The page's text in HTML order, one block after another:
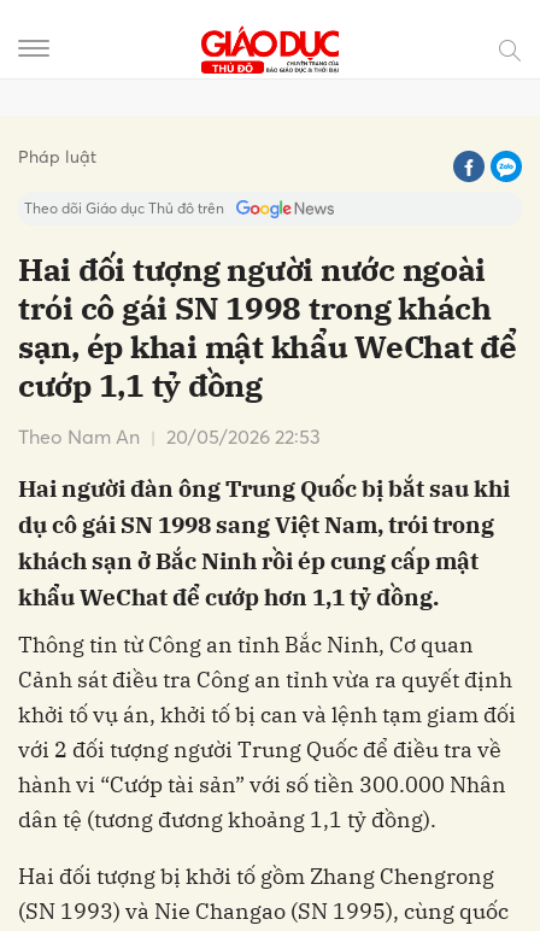
Pháp luật
Theo dõi Giáo dục Thủ đô trên
Hai đối tượng người nước ngoài
trói cô gái SN 1998 trong khách
sạn, ép khai mật khẩu WeChat để
cướp 1,1 tỷ đồng
Theo Nam An 20/05/2026 22:53
Hai người đàn ông Trung Quốc bị bắt sau khi
dụ cô gái SN 1998 sang Việt Nam, trói trong
khách sạn ở Bắc Ninh rồi ép cung cấp mật
khẩu WeChat để cướp hơn 1,1 tỷ đồng.
Thông tin từ Công an tỉnh Bắc Ninh, Cơ quan
Cảnh sát điều tra Công an tỉnh vừa ra quyết định
khởi tố vụ án, khởi tố bị can và lệnh tạm giam đối
với 2 đối tượng người Trung Quốc để điều tra về
hành vi “Cướp tài sản” với số tiền 300.000 Nhân
dân tệ (tương đương khoảng 1,1 tỷ đồng).
Hai đối tượng bị khởi tố gồm Zhang Chengrong
(SN 1993) và Nie Changao (SN 1995), cùng quốc
Hủy